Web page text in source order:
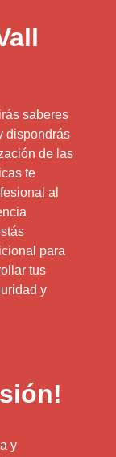
saberes
dispondrás
de las
te
al
para
tus
y
y